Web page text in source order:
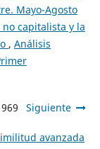
Mayo-Agosto
no capitalista y la
, Análisis
Siguiente
avanzada